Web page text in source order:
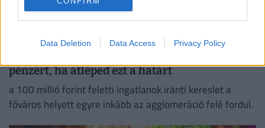
Data Deletion Data Access Privacy Policy
Elképesztő fordulat a magyar lakáspiacon:
pénzért, ha átléped ezt a határt
a 100 millió forint feletti ingatlanok iránti kereslet a
főváros helyett egyre inkább az agglomeráció felé fordul.